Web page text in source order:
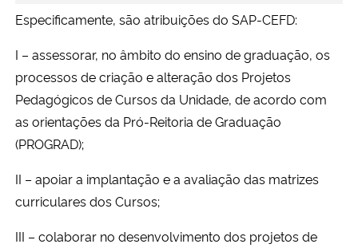
Banco Central do Brasil
Planalto
Especificamente, são atribuições do SAP-CEFD:
I – assessorar, no âmbito do ensino de graduação, os
processos de criação e alteração dos Projetos
Pedagógicos de Cursos da Unidade, de acordo com
as orientações da Pró-Reitoria deGraduação
(PROGRAD);
II – apoiar a implantação e a avaliação das matrizes
curriculares dos Cursos;
III – colaborar no desenvolvimento dos projetos de